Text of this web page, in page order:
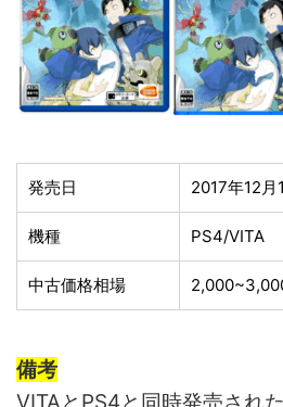
発売日 2017年12月
機種 PS4/VITA
中古価格相場
備考